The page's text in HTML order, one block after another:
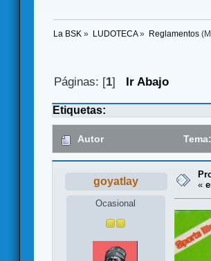
La BSK » LUDOTECA» Reglamentos
Páginas: [1] Ir Abajo
Etiquetas:
Autor
goyatlay
Ocasional
«